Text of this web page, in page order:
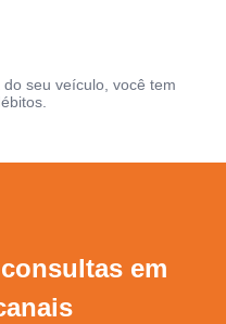
seu veículo, você tem
em